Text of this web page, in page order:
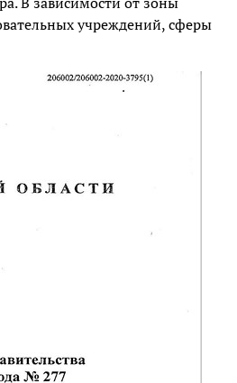
учреждений, сферы